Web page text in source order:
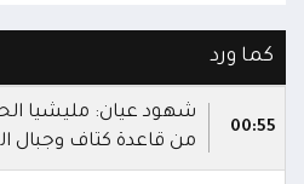
كما ورد
00:55
شهود عيان: مليشيا
من قاعدة كتاف